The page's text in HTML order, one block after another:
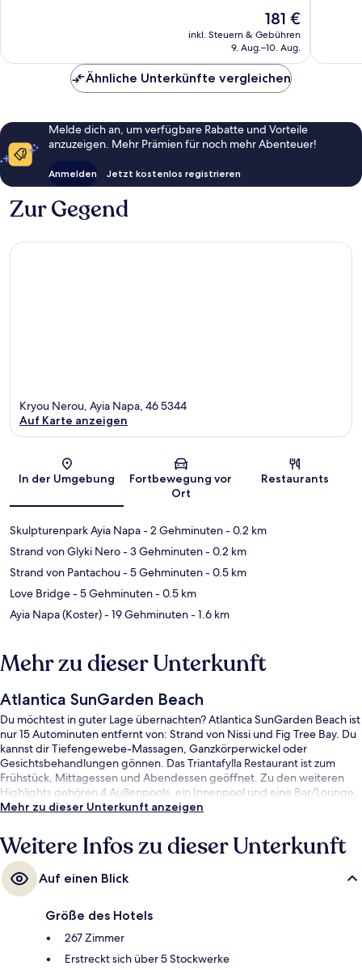
Der
Preis
beträgt
181 €
inkl. Steuern & Gebühren
9. Aug.–10. Aug.
Ähnliche Unterkünfte vergleichen
Melde dich an, um verfügbare Rabatte und Vorteile
anzuzeigen. Mehr Prämien für noch mehr Abenteuer!
Anmelden Jetzt kostenlos registrieren
Zur Gegend
Karte
Kryou Nerou, Ayia Napa, 46 5344
Auf Karte anzeigen
In der Umgebung
Fortbewegung vor
Ort
Restaurants
Skulpturenpark Ayia Napa- 2 Gehminuten- 0.2 km
Strand von Glyki Nero- 3 Gehminuten- 0.2 km
Strand von Pantachou- 5 Gehminuten- 0.5 km
Love Bridge- 5 Gehminuten- 0.5 km
Ayia Napa (Koster)- 19 Gehminuten- 1.6 km
Mehr zu dieser Unterkunft
Atlantica SunGarden Beach
Du möchtest in guter Lage übernachten? Atlantica SunGarden Beach ist
nur 15 Autominuten entfernt von: Strand von Nissi und Fig Tree Bay. Du
kannst dir Tiefengewebe-Massagen, Ganzkörperwickel oder
Gesichtsbehandlungen gönnen. Das Triantafylla Restaurant ist zum
Frühstück, Mittagessen und Abendessen geöffnet. Zu den weiteren
Highlights gehören 4 Außenpools, ein Innenpool und eine Bar/Lounge.
Mehr zu dieser Unterkunft anzeigen
Weitere Infos zu dieser Unterkunft
Auf einen Blick
Größe des Hotels
267 Zimmer
Erstreckt sich über 5 Stockwerke